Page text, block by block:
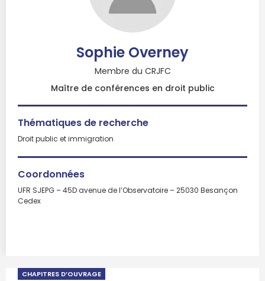
Sophie Overney
Membre du CRJFC
Maître de conférences en droit public
Thématiques de recherche
Droit public et immigration
Coordonnées
UFR SJEPG – 45D avenue de l’Observatoire – 25030 Besançon
Cedex
CHAPITRES D’OUVRAGE